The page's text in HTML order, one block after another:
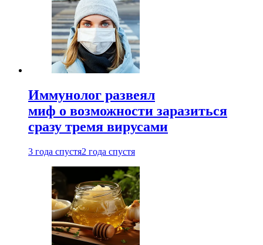
Иммунолог развеял
миф о возможности заразиться
сразу тремя вирусами
3 года спустя2 года спустя